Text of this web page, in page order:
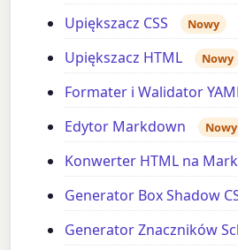
Upiększacz CSS Nowy
Upiększacz HTML Nowy
Formater i Walidator
Edytor Markdown Nowy
Konwerter HTML na
Generator Box Shadow
Generator Znaczników